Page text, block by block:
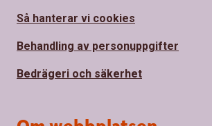
Så hanterar vi cookies
Behandling av personuppgifter
Bedrägeri och säkerhet